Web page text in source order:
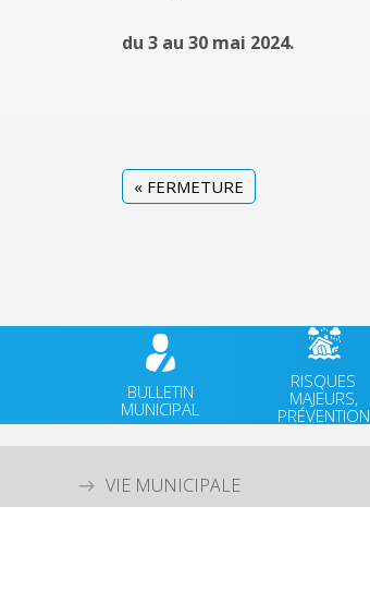
du 3 au 30 mai 2024.
« FERMETURE
BULLETIN
MUNICIPAL
RISQUES
MAJEURS,
PRÉVENTION
VIE MUNICIPALE
VIE QUOTIDIENNE